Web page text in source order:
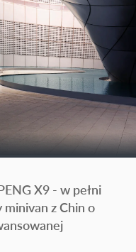
X9 - w pełni
z Chin o